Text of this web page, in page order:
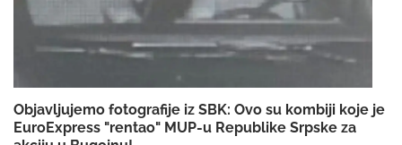
Objavljujemo fotografije iz SBK: Ovo su kombiji koje je
EuroExpress "rentao" MUP-u Republike Srpske za